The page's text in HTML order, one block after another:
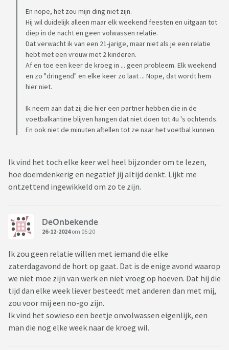
En nope, het zou mijn ding niet zijn.
Hij wil duidelijk alleen maar elk weekend feesten en uitgaan tot
diep in de nacht en geen volwassen relatie.
Dat verwacht ik van een 21-jarige, maar niet als je een relatie
hebt met een vrouw met 2 kinderen.
Af en toe een keer de kroeg in ... geen probleem. Elk weekend
en zo "dringend" en elke keer zo laat ... Nope, dat wordt hem
hier niet.
Ik neem aan dat zij die hier een partner hebben die in de
voetbalkantine blijven hangen dat niet doen tot 4u 's ochtends.
En ook niet de minuten aftellen tot ze naar het voetbal kunnen.
Ik vind het toch elke keer wel heel bijzonder om te lezen,
hoe doemdenkerig en negatief jij altijd denkt. Lijkt me
ontzettend ingewikkeld om zo te zijn.
DeOnbekende
26-12-2024om 05:20
Ik zou geen relatie willen met iemand die elke
zaterdagavond de hort op gaat. Dat is de enige avond waarop
we niet moe zijn van werk en niet vroeg op hoeven. Dat hij die
tijd dan elke week liever besteedt met anderen dan met mij,
zou voor mij een no-go zijn.
Ik vind het sowieso een beetje onvolwassen eigenlijk, een
man die nog elke week naar de kroeg wil.